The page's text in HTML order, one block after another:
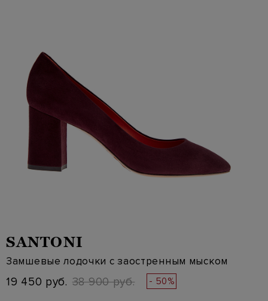
SANTONI
Замшевые лодочки с заостренным мыском
19 450 руб. 38 900 руб. - 50%